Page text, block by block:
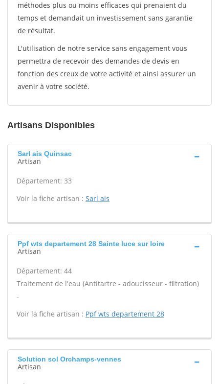
méthodes plus ou moins efficaces qui prenaient du
temps et demandait un investissement sans garantie
de résultat.
L'utilisation de notre service sans engagement vous
permettra de recevoir des demandes de devis en
fonction des creux de votre activité et ainsi assurer un
avenir à votre société.
Artisans Disponibles
Sarl ais Quinsac
Artisan
Département: 33
Voir la fiche artisan : Sarl ais
Ppf wts departement 28 Sainte luce sur loire
Artisan
Département: 44
Traitement de l'eau (Antitartre - adoucisseur - filtration)
-
Voir la fiche artisan : Ppf wts departement 28
Solution sol Orchamps-vennes
Artisan